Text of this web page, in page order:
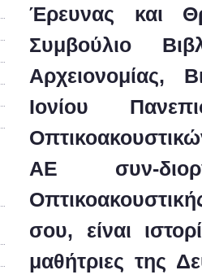
Έρευνας και
Συμβούλιο
Αρχειονομίας,
Ιονίου
ΑΕ συν-
σου, είναι
μαθήτριες της